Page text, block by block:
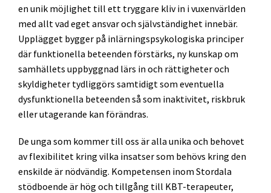
en unik möjlighet till ett tryggare kliv in i vuxenvärlden
med allt vad eget ansvar och självständighet innebär.
Upplägget bygger på inlärningspsykologiska principer
där funktionella beteenden förstärks, ny kunskap om
samhällets uppbyggnad lärs in och rättigheter och
skyldigheter tydliggörs samtidigt som eventuella
dysfunktionella beteenden så som inaktivitet, riskbruk
eller utagerande kan förändras.
De unga som kommer till oss är alla unika och behovet
av flexibilitet kring vilka insatser som behövs kring den
enskilde är nödvändig. Kompetensen inom Stordala
stödboende är hög och tillgång till KBT-terapeuter,